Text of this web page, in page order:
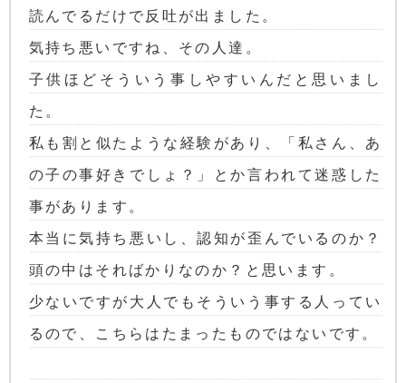
読んでるだけで反吐が出ました。
気持ち悪いですね、その人達。
子供ほどそういう事しやすいんだと思いまし
た。
私も割と似たような経験があり、「私さん、あ
の子の事好きでしょ？」とか言われて迷惑した
事があります。
本当に気持ち悪いし、認知が歪んでいるのか？
頭の中はそればかりなのか？と思います。
少ないですが大人でもそういう事する人ってい
るので、こちらはたまったものではないです。